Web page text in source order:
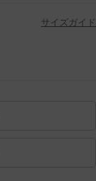
サイズガイド